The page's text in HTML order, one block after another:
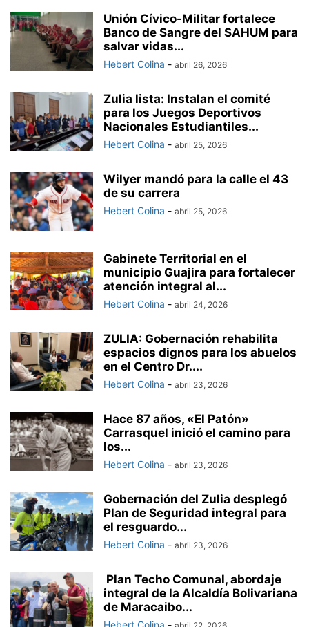
Unión Cívico-Militar fortalece
Banco de Sangre del SAHUM para
salvar vidas...
Hebert Colina - abril 26, 2026
Zulia lista: Instalan el comité
para los Juegos Deportivos
Nacionales Estudiantiles...
Hebert Colina - abril 25, 2026
Wilyer mandó para la calle el 43
de su carrera
Hebert Colina - abril 25, 2026
Gabinete Territorial en el
municipio Guajira para fortalecer
atención integral al...
Hebert Colina - abril 24, 2026
ZULIA: Gobernación rehabilita
espacios dignos para los abuelos
en el Centro Dr....
Hebert Colina - abril 23, 2026
Hace 87 años, «El Patón»
Carrasquel inició el camino para
los...
Hebert Colina - abril 23, 2026
Gobernación del Zulia desplegó
Plan de Seguridad integral para
el resguardo...
Hebert Colina - abril 23, 2026
Plan Techo Comunal, abordaje
integral de la Alcaldía Bolivariana
de Maracaibo...